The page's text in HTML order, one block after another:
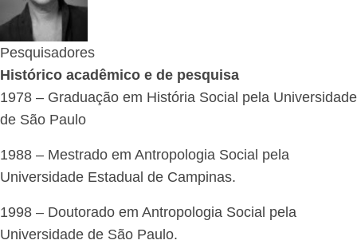
Função
Pesquisadores
Histórico acadêmico e de pesquisa
1978 – Graduação em História Social pela Universidade
de São Paulo
1988 – Mestrado em Antropologia Social pela
Universidade Estadual de Campinas.
1998 – Doutorado em Antropologia Social pela
Universidade de São Paulo.